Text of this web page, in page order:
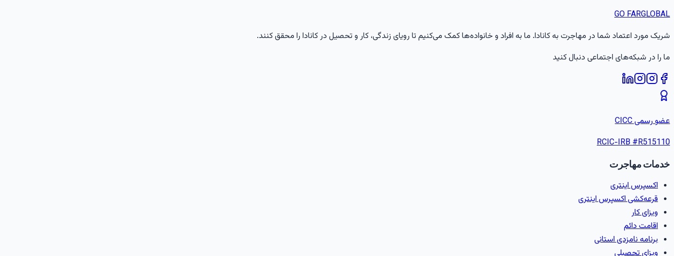
GO FARGLOBAL
شریک مورد اعتماد شما در مهاجرت به کانادا. ما به افراد و خانواده‌ها کمک می‌کنیم تا رویای زندگی، کار و تحصیل در کانادا را محقق کنند.
ما را در شبکه‌های اجتماعی دنبال کنید
عضو رسمی CICC
RCIC-IRB #R515110
خدمات مهاجرت
اکسپرس اینتری
قرعه‌کشی اکسپرس اینتری
ویزای کار
اقامت دائم
برنامه نامزدی استانی
ویزای تحصیلی